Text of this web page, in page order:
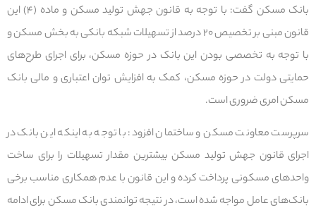
بانک مسکن گفت: با توجه به قانون جهش تولید مسکن و ماده (۴) این
قانون مبنی بر تخصیص ۲۰ درصد از تسهیلات شبکه بانکی به بخش مسکن و
با توجه به تخصصی بودن این بانک در حوزه مسکن، برای اجرای طرح‌های
حمایتی دولت در حوزه مسکن، کمک به افزایش توان اعتباری و مالی بانک
مسکن امری ضروری است.
سرپرست معاونت مسکن و ساختمان افزود: با توجه به اینکه این بانک در
اجرای قانون جهش تولید مسکن بیشترین مقدار تسهیلات را برای ساخت
واحدهای مسکونی پرداخت کرده و این قانون با عدم همکاری مناسب برخی
بانک‌های عامل مواجه شده است، در نتیجه توانمندی بانک مسکن برای ادامه